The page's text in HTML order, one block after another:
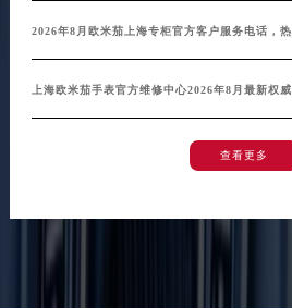
2026年8月欧米茄上海专柜官方客户服务电话，
上海欧米茄手表官方维修中心2026年8月最新权
查看更多